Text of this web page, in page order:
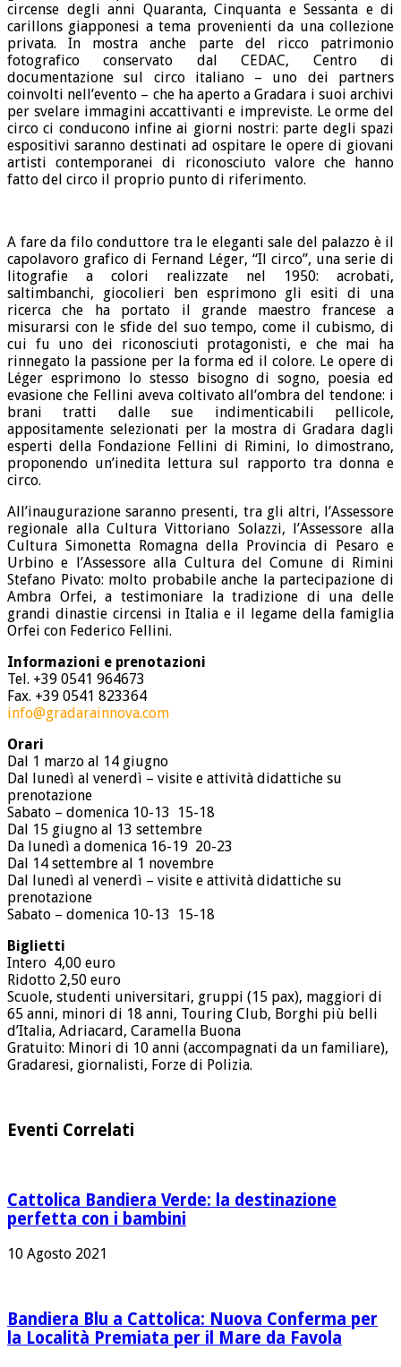
circense degli anni Quaranta, Cinquanta e Sessanta e di
carillons giapponesi a tema provenienti da una collezione
privata. In mostra anche parte del ricco patrimonio
fotografico conservato dal CEDAC, Centro di
documentazione sul circo italiano – uno dei partners
coinvolti nell’evento – che ha aperto a Gradara i suoi archivi
per svelare immagini accattivanti e impreviste. Le orme del
circo ci conducono infine ai giorni nostri: parte degli spazi
espositivi saranno destinati ad ospitare le opere di giovani
artisti contemporanei di riconosciuto valore che hanno
fatto del circo il proprio punto di riferimento.
A fare da filo conduttore tra le eleganti sale del palazzo è il
capolavoro grafico di Fernand Léger, “Il circo”, una serie di
litografie a colori realizzate nel 1950: acrobati,
saltimbanchi, giocolieri ben esprimono gli esiti di una
ricerca che ha portato il grande maestro francese a
misurarsi con le sfide del suo tempo, come il cubismo, di
cui fu uno dei riconosciuti protagonisti, e che mai ha
rinnegato la passione per la forma ed il colore. Le opere di
Léger esprimono lo stesso bisogno di sogno, poesia ed
evasione che Fellini aveva coltivato all’ombra del tendone: i
brani tratti dalle sue indimenticabili pellicole,
appositamente selezionati per la mostra di Gradara dagli
esperti della Fondazione Fellini di Rimini, lo dimostrano,
proponendo un’inedita lettura sul rapporto tra donna e
circo.
All’inaugurazione saranno presenti, tra gli altri, l’Assessore
regionale alla Cultura Vittoriano Solazzi, l’Assessore alla
Cultura Simonetta Romagna della Provincia di Pesaro e
Urbino e l’Assessore alla Cultura del Comune di Rimini
Stefano Pivato: molto probabile anche la partecipazione di
Ambra Orfei, a testimoniare la tradizione di una delle
grandi dinastie circensi in Italia e il legame della famiglia
Orfei con Federico Fellini.
Informazioni e prenotazioni
Tel. +39 0541 964673
Fax. +39 0541 823364
info@gradarainnova.com
Orari
Dal 1 marzo al 14 giugno
Dal lunedì al venerdì – visite e attività didattiche su
prenotazione
Sabato – domenica 10-13 15-18
Dal 15 giugno al 13 settembre
Da lunedì a domenica 16-19 20-23
Dal 14 settembre al 1 novembre
Dal lunedì al venerdì – visite e attività didattiche su
prenotazione
Sabato – domenica 10-13 15-18
Biglietti
Intero 4,00 euro
Ridotto 2,50 euro
Scuole, studenti universitari, gruppi (15 pax), maggiori di
65 anni, minori di 18 anni, Touring Club, Borghi più belli
d’Italia, Adriacard, Caramella Buona
Gratuito: Minori di 10 anni (accompagnati da un familiare),
Gradaresi, giornalisti, Forze di Polizia.
Eventi Correlati
Cattolica Bandiera Verde: la destinazione
perfetta con i bambini
10 Agosto 2021
Bandiera Blu a Cattolica: Nuova Conferma per
la Località Premiata per il Mare da Favola